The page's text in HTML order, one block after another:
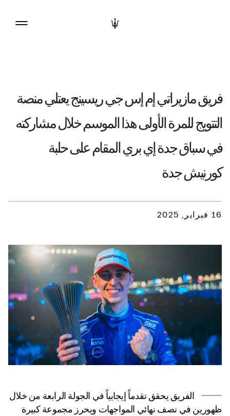
فريق مازيراتي إم إس جي ريسينج يعتلي منصة
التتويج للمرة الأولى هذا الموسم خلال مشاركته
في سباق جدة إي بري المقام على حلبة
كورنيش جدة
16 فبراير, 2025
الفريق يحقق تقدماً إيجابياً في الجولة الرابعة من خلال
ظهورين في نصف نهائي المواجهات ويحرز مجموعة كبيرة